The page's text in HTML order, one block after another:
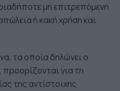
μη επιτρεπόμενη
ή κακή χρήση και
τα οποία δηλώνει ο
για τη
της αντίστοιχης